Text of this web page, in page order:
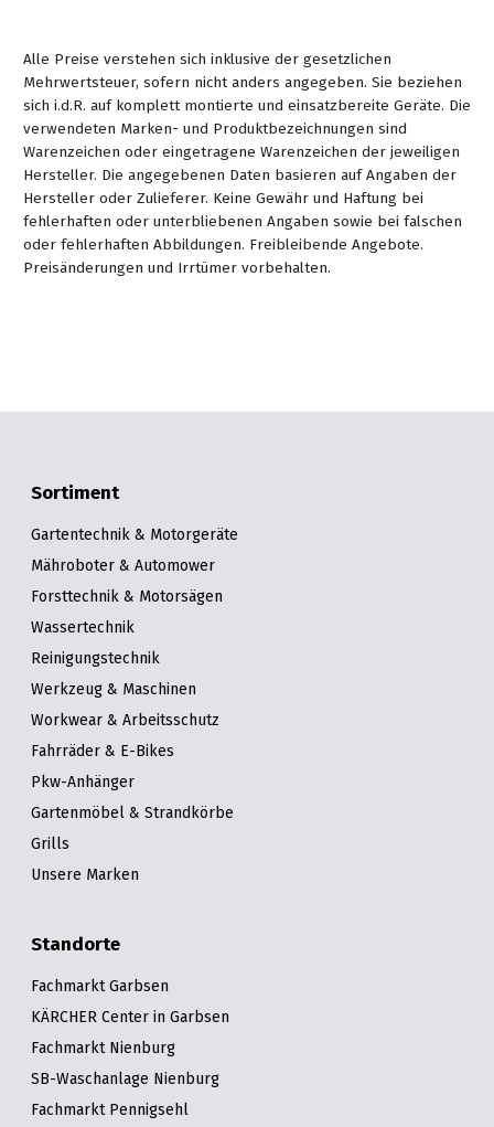
Alle Preise verstehen sich inklusive der gesetzlichen
Mehrwertsteuer, sofern nicht anders angegeben. Sie beziehen
sich i.d.R. auf komplett montierte und einsatzbereite Geräte. Die
verwendeten Marken- und Produktbezeichnungen sind
Warenzeichen oder eingetragene Warenzeichen der jeweiligen
Hersteller. Die angegebenen Daten basieren auf Angaben der
Hersteller oder Zulieferer. Keine Gewähr und Haftung bei
fehlerhaften oder unterbliebenen Angaben sowie bei falschen
oder fehlerhaften Abbildungen. Freibleibende Angebote.
Preisänderungen und Irrtümer vorbehalten.
Sortiment
Gartentechnik & Motorgeräte
Mähroboter & Automower
Forsttechnik & Motorsägen
Wassertechnik
Reinigungstechnik
Werkzeug & Maschinen
Workwear & Arbeitsschutz
Fahrräder & E-Bikes
Pkw-Anhänger
Gartenmöbel & Strandkörbe
Grills
Unsere Marken
Standorte
Fachmarkt Garbsen
KÄRCHER Center in Garbsen
Fachmarkt Nienburg
SB-Waschanlage Nienburg
Fachmarkt Pennigsehl